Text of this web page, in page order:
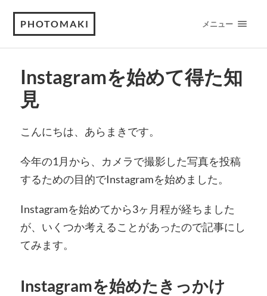
PHOTOMAKI メニュー
Instagramを始めて得た知
見
こんにちは、あらまきです。
今年の1月から、カメラで撮影した写真を投稿
するための目的でInstagramを始めました。
Instagramを始めてから3ヶ月程が経ちました
が、いくつか考えることがあったので記事にし
てみます。
Instagramを始めたきっかけ